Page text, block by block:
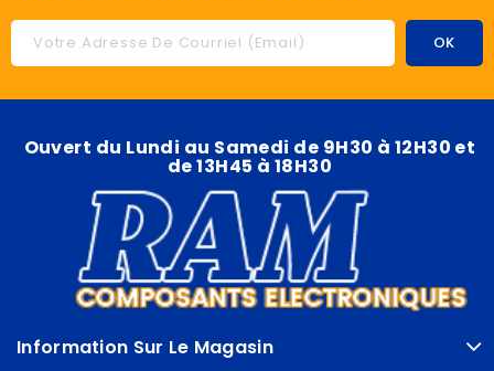
Ouvert du Lundi au Samedi de 9H30 à 12H30 et
de 13H45 à 18H30
Information Sur Le Magasin